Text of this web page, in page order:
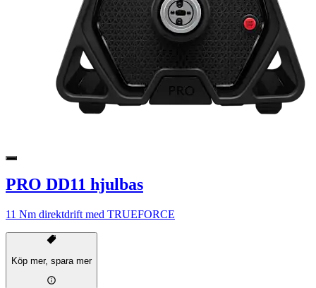
PRO DD11 hjulbas
11 Nm direktdrift med TRUEFORCE
Köp mer, spara mer